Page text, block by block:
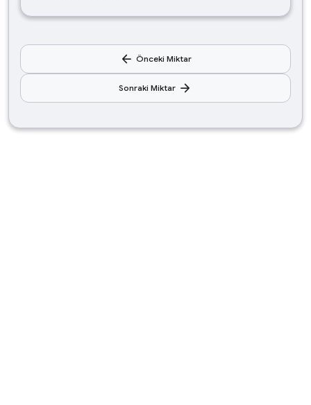
arrow_back Önceki Miktar
Sonraki Miktar arrow_forward